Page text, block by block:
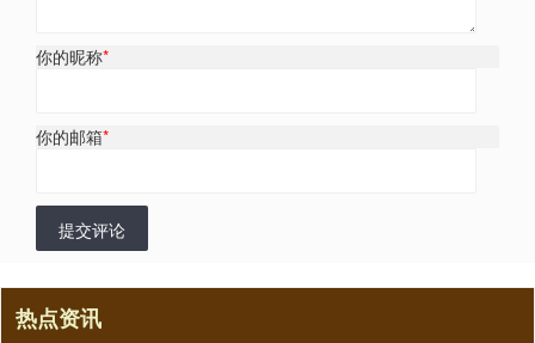
你的昵称*
你的邮箱*
提交评论
热点资讯